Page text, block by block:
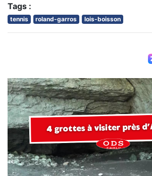
Tags :
tennis roland-garros lois-boisson